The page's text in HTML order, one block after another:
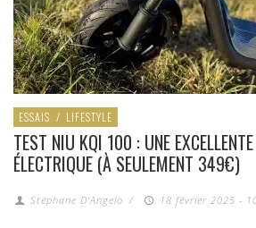
ESSAIS / LIFESTYLE
TEST NIU KQI 100 : UNE
ÉLECTRIQUE (À SEULEMENT 349€)
Stéphane D'Angelo / 18 février 2025 -